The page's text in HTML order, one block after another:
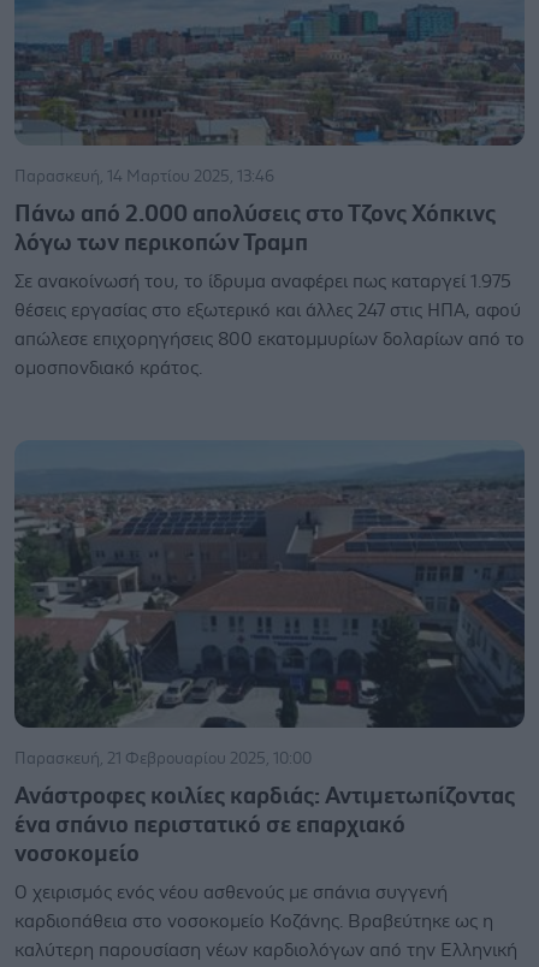
Παρασκευή, 14 Μαρτίου 2025, 13:46
Πάνω από 2.000 απολύσεις στο Τζονς Χόπκινς
λόγω των περικοπών Τραμπ
Σε ανακοίνωσή του, το ίδρυμα αναφέρει πως καταργεί 1.975
θέσεις εργασίας στο εξωτερικό και άλλες 247 στις ΗΠΑ, αφού
απώλεσε επιχορηγήσεις 800 εκατομμυρίων δολαρίων από το
ομοσπονδιακό κράτος.
Παρασκευή, 21 Φεβρουαρίου 2025, 10:00
Ανάστροφες κοιλίες καρδιάς: Αντιμετωπίζοντας
ένα σπάνιο περιστατικό σε επαρχιακό
νοσοκομείο
Ο χειρισμός ενός νέου ασθενούς με σπάνια συγγενή
καρδιοπάθεια στο νοσοκομείο Κοζάνης. Βραβεύτηκε ως η
καλύτερη παρουσίαση νέων καρδιολόγων από την Ελληνική